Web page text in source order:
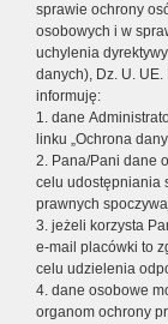
sprawie ochrony
osobowych i w
uchylenia
danych), Dz. U.
informuję:
1. dane
linku „Ochrona
2. Pana/Pani dane
celu udostępniania
prawnych
3. jeżeli korzysta
e-mail placówki to
celu udzielenia
4. dane osobowe
organom ochrony